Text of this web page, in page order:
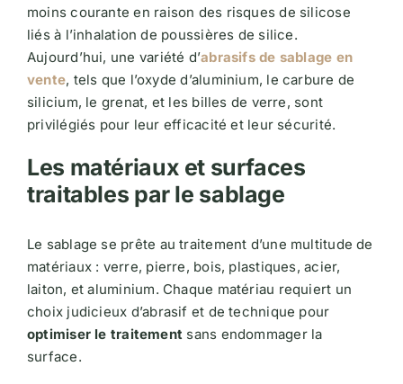
moins courante en raison des risques de silicose
liés à l’inhalation de poussières de silice.
Aujourd’hui, une variété d’abrasifs de sablage en
vente, tels que l’oxyde d’aluminium, le carbure de
silicium, le grenat, et les billes de verre, sont
privilégiés pour leur efficacité et leur sécurité.
Les matériaux et surfaces
traitables par le sablage
Le sablage se prête au traitement d’une multitude de
matériaux : verre, pierre, bois, plastiques, acier,
laiton, et aluminium. Chaque matériau requiert un
choix judicieux d’abrasif et de technique pour
optimiser le traitement sans endommager la
surface​​.